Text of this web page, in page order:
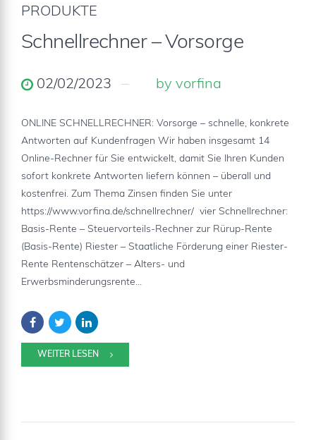
PRODUKTE
Schnellrechner – Vorsorge
02/02/2023 by vorfina
ONLINE SCHNELLRECHNER: Vorsorge – schnelle, konkrete
Antworten auf Kundenfragen Wir haben insgesamt 14
Online-Rechner für Sie entwickelt, damit Sie Ihren Kunden
sofort konkrete Antworten liefern können – überall und
kostenfrei. Zum Thema Zinsen finden Sie unter
https://www.vorfina.de/schnellrechner/ vier Schnellrechner:
Basis-Rente – Steuervorteils-Rechner zur Rürup-Rente
(Basis-Rente) Riester – Staatliche Förderung einer Riester-
Rente Rentenschätzer – Alters- und
Erwerbsminderungsrente...
WEITER LESEN